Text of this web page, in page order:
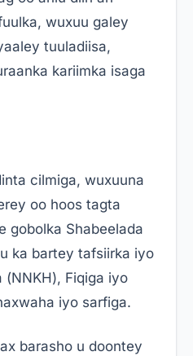
wuxuu galey
tuuladiisa,
kariimka isaga
cilmiga, wuxuuna
oo hoos tagta
gobolka Shabeelada
ka bartey tafsiirka iyo
Fiqiga iyo
iyo sarfiga.
barasho u doontey